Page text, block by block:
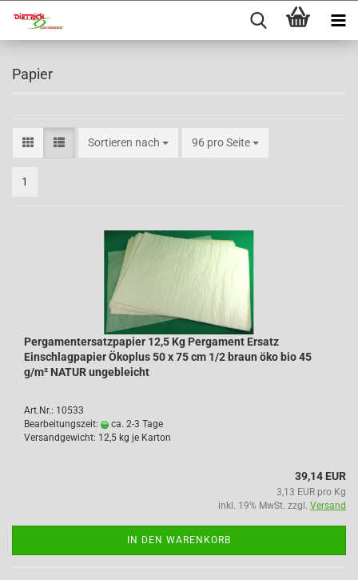
Papier
Sortieren nach 96 pro Seite
1
Pergamentersatzpapier 12,5 Kg Pergament Ersatz
Einschlagpapier Ökoplus 50 x 75 cm 1/2 braun öko bio 45
g/m² NATUR ungebleicht
Art.Nr.: 10533
Bearbeitungszeit:
ca. 2-3 Tage
Versandgewicht: 12,5 kg je Karton
39,14 EUR
3,13 EUR pro Kg
inkl. 19% MwSt. zzgl. Versand
IN DEN WARENKORB